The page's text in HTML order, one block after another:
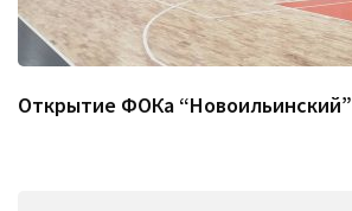
Открытие ФОКа “Новоильинский”